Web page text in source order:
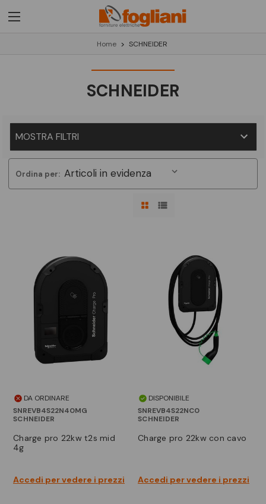
Home SCHNEIDER
SCHNEIDER
MOSTRA FILTRI
Ordina per:
DA ORDINARE
SNREVB4S22N40MG
SCHNEIDER
charge pro 22kw t2s mid
4g
Accedi per vedere i prezzi
DISPONIBILE
SNREVB4S22NC0
SCHNEIDER
charge pro 22kw con cavo
Accedi per vedere i prezzi